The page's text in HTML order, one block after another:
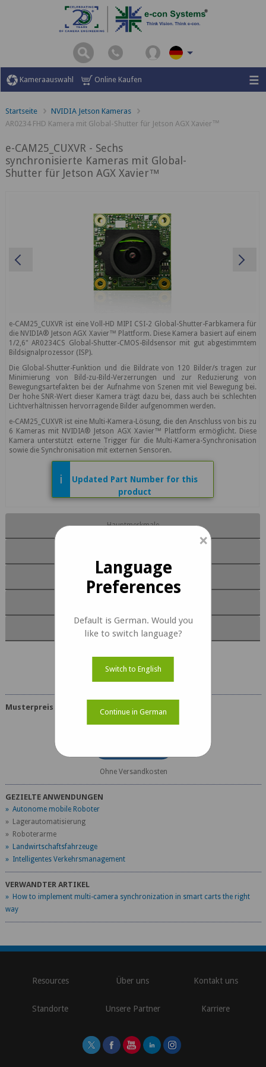
Kameraauswahl Online Kaufen
Startseite
NVIDIA Jetson Kameras
AR0234 FHD Kamera mit Global-Shutter für Jetson AGX Xavier™
e-CAM25_CUXVR - Sechs
synchronisierte Kameras mit Global-
Shutter für Jetson AGX Xavier™
e-CAM25_CUXVR ist eine Voll-HD MIPI CSI-2 Global-Shutter-Farbkamera für
die NVIDIA® Jetson AGX Xavier™ Plattform. Diese Kamera basiert auf einem
1/2,6" AR0234CS Global-Shutter-CMOS-Bildsensor mit gut abgestimmtem
Bildsignalprozessor (ISP).
Die Global-Shutter-Funktion und die Bildrate von 120 Bilder/s tragen zur
Minimierung von Bild-zu-Bild-Verzerrungen und zur Reduzierung von
Bewegungsartefakten bei der Aufnahme von Szenen mit viel Bewegung bei.
Der hohe SNR-Wert dieser Kamera trägt dazu bei, dass auch bei schlechten
Lichtverhältnissen hervorragende Bilder aufgenommen werden.
e-CAM25_CUXVR ist eine Multi-Kamera-Lösung, die den Anschluss von bis zu
6 Kameras mit NVIDIA® Jetson AGX Xavier™ Plattform ermöglicht. Diese
Kamera unterstützt externe Trigger für die Multi-Kamera-Synchronisation
sowie die Synchronisation mit externen Sensoren.
i
Updated Part Number for this
product
e-CAM20_CUOAGX - Vier synchronisierte
Global-Shutter-Kameras
Hauptmerkmale
Software
e-CAM25_CUXVR Dokumente
Musterpreis
USD 249
Ohne Versandkosten
GEZIELTE ANWENDUNGEN
» Autonome mobile Roboter
» Lagerautomatisierung
» Roboterarme
» Landwirtschaftsfahrzeuge
» Intelligentes Verkehrsmanagement
VERWANDTER ARTIKEL
» How to implement multi-camera synchronization in smart carts the right
way
Resources Über uns Kontakt uns
Standorte Unsere Partner Karriere
×
Language
Preferences
Default is German. Would you
like to switch language?
Switch to English
Continue in German
\